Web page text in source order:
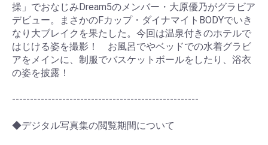
操」でおなじみDream5のメンバー・大原優乃がグラビア
デビュー。まさかのFカップ・ダイナマイトBODYでいき
なり大ブレイクを果たした。今回は温泉付きのホテルで
はじける姿を撮影！ お風呂でやベッドでの水着グラビ
アをメインに、制服でバスケットボールをしたり、浴衣
の姿を披露！
----------------------------------------------------
◆デジタル写真集の閲覧期間について